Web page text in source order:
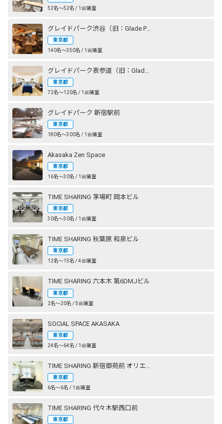
52名〜52名 / 1会議室
東京都
140名〜350名 / 1会議室
東京都
72名〜120名 / 1会議室
グレイドパーク 新宿駅前
東京都
180名〜300名 / 1会議室
Akasaka Zen Space
東京都
16名〜30名 / 1会議室
TIME SHARING 茅場町 岡本ビル
東京都
30名〜30名 / 1会議室
TIME SHARING 秋葉原 和泉ビル
東京都
12名〜15名 / 4会議室
TIME SHARING 六本木 第6DMJビル
東京都
2名〜20名 / 5会議室
SOCIAL SPACE AKASAKA
東京都
24名〜64名 / 1会議室
東京都
6名〜6名 / 1会議室
TIME SHARING 代々木駅西口前
東京都